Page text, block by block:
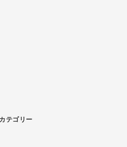
カテゴリー